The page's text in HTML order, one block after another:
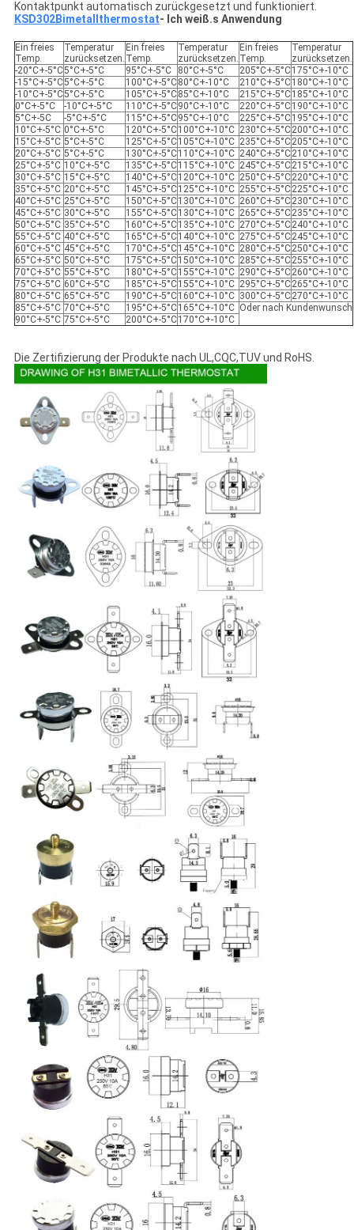
Kontaktpunkt automatisch zurückgesetzt und funktioniert.
KSD302Bimetallthermostat- Ich weiß.s Anwendung
Ein freies
Temp.
Temperatur
zurücksetzen.
Ein freies
Temp.
Temperatur
zurücksetzen.
Ein freies
Temp.
Temperatur
zurücksetzen.
-20°C+-5°C5°C+-5°C 95°C+-5°C 80°C+-5°C 205°C+-5°C175°C+-10°C
-15°C+-5°C5°C+-5°C 100°C+-5°C80°C+-10°C 210°C+-5°C180°C+-10°C
-10°C+-5°C5°C+-5°C 105°C+-5°C85°C+-10°C 215°C+-5°C185°C+-10°C
0°C+-5°C
-10°C+-5°C 110°C+-5°C90°C+-10°C 220°C+-5°C190°C+-10°C
5°C+-5C
-5°C+-5°C 115°C+-5°C95°C+-10°C 225°C+-5°C195°C+-10°C
10°C+-5°C 0°C+-5°C 120°C+-5°C100°C+-10°C 230°C+-5°C200°C+-10°C
15°C+-5°C 5°C+-5°C 125°C+-5°C105°C+-10°C 235°C+-5°C205°C+-10°C
20°C+-5°C 5°C+-5°C 130°C+-5°C110°C+-10°C 240°C+-5°C210°C+-10°C
25°C+-5°C 10°C+-5°C 135°C+-5°C115°C+-10°C 245°C+-5°C215°C+-10°C
30°C+-5°C 15°C+-5°C 140°C+-5°C120°C+-10°C 250°C+-5°C220°C+-10°C
35°C+-5°C 20°C+-5°C 145°C+-5°C125°C+-10°C 255°C+-5°C225°C+-10°C
40°C+-5°C 25°C+-5°C 150°C+-5°C130°C+-10°C 260°C+-5°C230°C+-10°C
45°C+-5°C 30°C+-5°C 155°C+-5°C130°C+-10°C 265°C+-5°C235°C+-10°C
50°C+-5°C 35°C+-5°C 160°C+-5°C135°C+-10°C 270°C+-5°C240°C+-10°C
55°C+-5°C 40°C+-5°C 165°C+-5°C140°C+-10°C 275°C+-5°C245°C+-10°C
60°C+-5°C 45°C+-5°C 170°C+-5°C145°C+-10°C 280°C+-5°C250°C+-10°C
65°C+-5°C 50°C+-5°C 175°C+-5°C150°C+-10°C 285°C+-5°C255°C+-10°C
70°C+-5°C 55°C+-5°C 180°C+-5°C155°C+-10°C 290°C+-5°C260°C+-10°C
75°C+-5°C 60°C+-5°C 185°C+-5°C155°C+-10°C 295°C+-5°C265°C+-10°C
80°C+-5°C 65°C+-5°C 190°C+-5°C160°C+-10°C 300°C+-5°C270°C+-10°C
85°C+-5°C 70°C+-5°C 195°C+-5°C165°C+-10°C Oder nach Kundenwunsch
90°C+-5°C 75°C+-5°C 200°C+-5°C170°C+-10°C
Die Zertifizierung der Produkte nach UL,CQC,TUV und RoHS.